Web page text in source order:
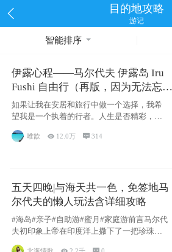
目的地攻略
游记
智能排序
伊露心程——马尔代夫 伊露岛 Iru
Fushi 自由行（再版，因为无法忘却
的留恋）
如果让我在安居和旅行中做一个选择，我希
望我是一个执着的行者。人生是否精彩，都
源于自己
唯歆  12.0万  314
五天四晚|与海天共一色，免签地马
尔代夫的懒人玩法含详细攻略
#海岛#亲子#自助游#蜜月#家庭游前言马尔代
夫初印象上帝在印度洋上撒下了一把珍珠，
2.2千 0